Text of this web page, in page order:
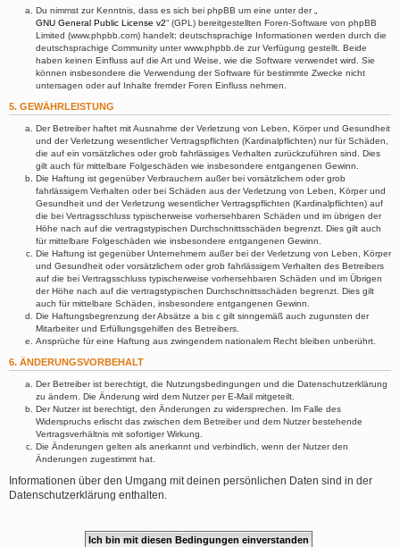
Du nimmst zur Kenntnis, dass es sich bei phpBB um eine unter der „
GNU General Public License v2“ (GPL) bereitgestellten Foren-Software von phpBB
Limited (www.phpbb.com) handelt; deutschsprachige Informationen werden durch die
deutschsprachige Community unter www.phpbb.de zur Verfügung gestellt. Beide
haben keinen Einfluss auf die Art und Weise, wie die Software verwendet wird. Sie
können insbesondere die Verwendung der Software für bestimmte Zwecke nicht
untersagen oder auf Inhalte fremder Foren Einfluss nehmen.
5. GEWÄHRLEISTUNG
Der Betreiber haftet mit Ausnahme der Verletzung von Leben, Körper und Gesundheit
und der Verletzung wesentlicher Vertragspflichten (Kardinalpflichten) nur für Schäden,
die auf ein vorsätzliches oder grob fahrlässiges Verhalten zurückzuführen sind. Dies
gilt auch für mittelbare Folgeschäden wie insbesondere entgangenen Gewinn.
Die Haftung ist gegenüber Verbrauchern außer bei vorsätzlichem oder grob
fahrlässigem Verhalten oder bei Schäden aus der Verletzung von Leben, Körper und
Gesundheit und der Verletzung wesentlicher Vertragspflichten (Kardinalpflichten) auf
die bei Vertragsschluss typischerweise vorhersehbaren Schäden und im übrigen der
Höhe nach auf die vertragstypischen Durchschnittsschäden begrenzt. Dies gilt auch
für mittelbare Folgeschäden wie insbesondere entgangenen Gewinn.
Die Haftung ist gegenüber Unternehmern außer bei der Verletzung von Leben, Körper
und Gesundheit oder vorsätzlichem oder grob fahrlässigem Verhalten des Betreibers
auf die bei Vertragsschluss typischerweise vorhersehbaren Schäden und im Übrigen
der Höhe nach auf die vertragstypischen Durchschnittsschäden begrenzt. Dies gilt
auch für mittelbare Schäden, insbesondere entgangenen Gewinn.
Die Haftungsbegrenzung der Absätze a bis c gilt sinngemäß auch zugunsten der
Mitarbeiter und Erfüllungsgehilfen des Betreibers.
Ansprüche für eine Haftung aus zwingendem nationalem Recht bleiben unberührt.
6. ÄNDERUNGSVORBEHALT
Der Betreiber ist berechtigt, die Nutzungsbedingungen und die Datenschutzerklärung
zu ändern. Die Änderung wird dem Nutzer per E-Mail mitgeteilt.
Der Nutzer ist berechtigt, den Änderungen zu widersprechen. Im Falle des
Widerspruchs erlischt das zwischen dem Betreiber und dem Nutzer bestehende
Vertragsverhältnis mit sofortiger Wirkung.
Die Änderungen gelten als anerkannt und verbindlich, wenn der Nutzer den
Änderungen zugestimmt hat.
Informationen über den Umgang mit deinen persönlichen Daten sind in der
Datenschutzerklärung enthalten.